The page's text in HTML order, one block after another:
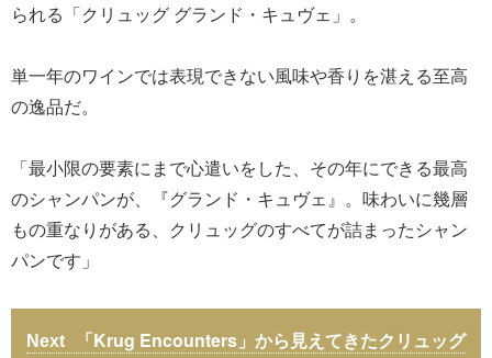
られる「クリュッグ グランド・キュヴェ」。
単一年のワインでは表現できない風味や香りを湛える至高
の逸品だ。
「最小限の要素にまで心遣いをした、その年にできる最高
のシャンパンが、『グランド・キュヴェ』。味わいに幾層
もの重なりがある、クリュッグのすべてが詰まったシャン
パンです」
「Krug Encounters」から見えてきたクリュッグ